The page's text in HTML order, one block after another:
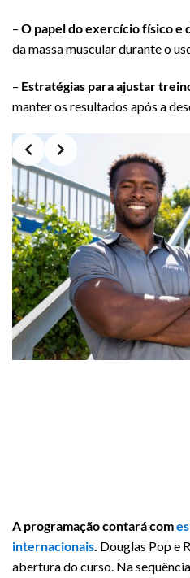
– O papel do exercício físico e
da massa muscular durante o
– Estratégias para ajustar
manter os resultados após a
A programação contará com
internacionais. Douglas Pop e
abertura do curso. Na